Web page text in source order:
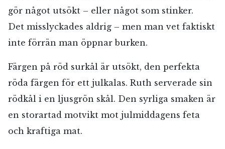
gör något utsökt – eller något som stinker.
Det misslyckades aldrig – men man vet faktiskt
inte förrän man öppnar burken.
Färgen på röd surkål är utsökt, den perfekta
röda färgen för ett julkalas. Ruth serverade sin
rödkål i en ljusgrön skål. Den syrliga smaken är
en storartad motvikt mot julmiddagens feta
och kraftiga mat.